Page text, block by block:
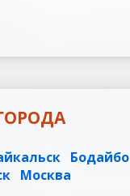
Бодайбо
Москва